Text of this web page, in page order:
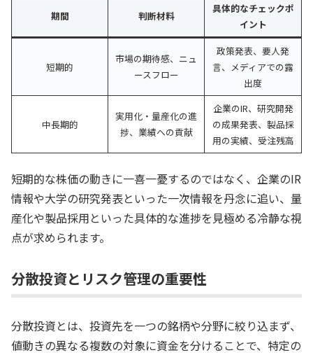
期間 判断材料
具体的なチェックポ
イント
短期的
市場の期待感、ニュ
ースフロー
政策発表、要人発
言、メディアでの露
出度
中長期的
実用化・量産化の進
捗、業績への貢献
企業のIR、研究開発
の成果発表、製品採
用の実績、受注残高
短期的な株価の動きに一喜一憂するのではなく、企業のIR
情報や大学の研究発表といった一次情報を丹念に追い、量
産化や製品採用といった具体的な進捗を見極める冷静な視
点が求められます。
分散投資とリスク管理の重要性
分散投資とは、投資先を一つの銘柄や分野に絞り込まず、
値動きの異なる複数の対象に資金を分けることで、特定の